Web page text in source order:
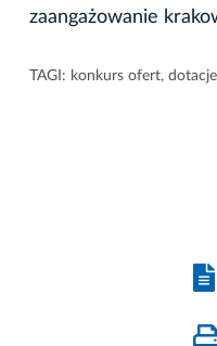
zaangażowanie
TAGI: konkurs ofert, dotacje